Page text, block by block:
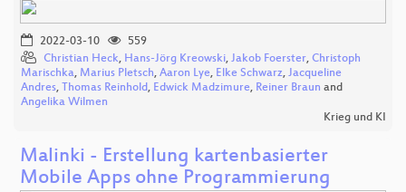
2022-03-10
559
Christian Heck, Hans-Jörg Kreowski, Jakob Foerster, Christoph
Marischka, Marius Pletsch, Aaron Lye, Elke Schwarz, Jacqueline
Andres, Thomas Reinhold, Edwick Madzimure, Reiner Braun and
Angelika Wilmen
Krieg und KI
Malinki - Erstellung kartenbasierter
Mobile Apps ohne Programmierung